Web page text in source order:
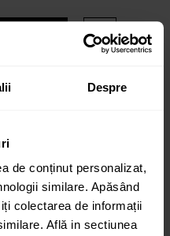
Despre
de conținut personalizat,
similare. Apăsând
colectarea de informații
Află in sectiunea
de 18k in care topazul